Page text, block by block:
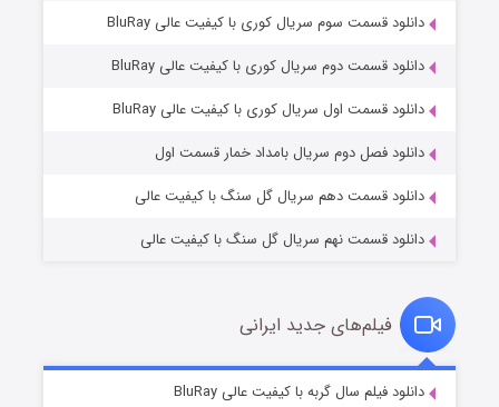
عملیات آپارتمان
قسمت۲ (زیرنویس) منتشر شد
قسمت۲ (زیرنویس) منتشر شد
دانلود قسمت سوم سریال کوری با کیفیت عالی BluRay
دانلود قسمت دوم سریال کوری با کیفیت عالی BluRay
دانلود قسمت اول سریال کوری با کیفیت عالی BluRay
دانلود فصل دوم سریال بامداد خمار قسمت اول
دانلود قسمت دهم سریال گل سنگ با کیفیت عالی
دانلود قسمت نهم سریال گل سنگ با کیفیت عالی
فیلم‌های جدید ایرانی
دانلود فیلم سال گربه با کیفیت عالی BluRay